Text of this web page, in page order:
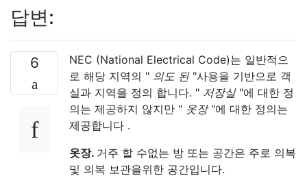
답변:
6
NEC (National Electrical Code)는 일반적으
로 해당 지역의 " 의도 된"사용을 기반으로 객
실과 지역을 정의 합니다. " 저장실"에 대한 정
의는 제공하지 않지만 " 옷장"에 대한 정의는
제공합니다 .
옷장. 거주 할 수없는 방 또는 공간은 주로 의복
및 의복 보관을위한 공간입니다.